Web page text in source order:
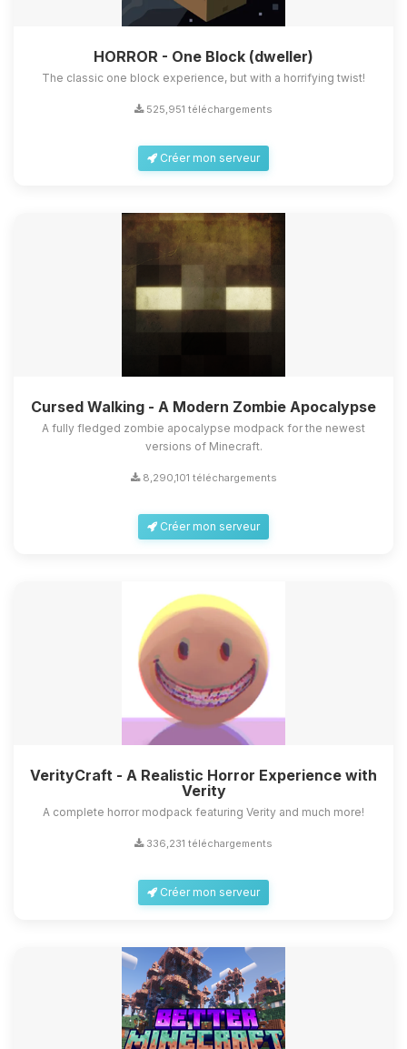
HORROR - One Block (dweller)
The classic one block experience, but with a horrifying twist!
525,951 téléchargements
Créer mon serveur
Cursed Walking - A Modern Zombie Apocalypse
A fully fledged zombie apocalypse modpack for the newest
versions of Minecraft.
8,290,101 téléchargements
Créer mon serveur
VerityCraft - A Realistic Horror Experience with
Verity
A complete horror modpack featuring Verity and much more!
336,231 téléchargements
Créer mon serveur